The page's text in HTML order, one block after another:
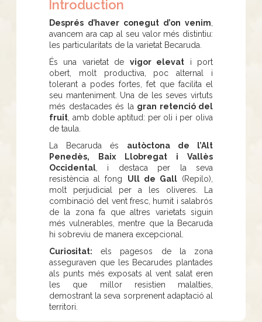
Introduction
Després d’haver conegut d’on venim
avancem ara cap al seu valor més distintiu:
les particularitats de la varietat Becaruda.
És una varietat de vigor elevat i port
obert, molt productiva, poc alternal i
tolerant a podes fortes, fet que facilita el
seu manteniment. Una de les seves virtuts
més destacades és la gran retenció del
fruit , amb doble aptitud: per oli i per oliva
de taula.
La Becaruda és autòctona de l’Alt
Penedès, Baix Llobregat i Vallès
Occidental , i destaca per la seva
resistència al fong Ull de Gall(Repilo),
molt perjudicial per a les oliveres. La
combinació del vent fresc, humit i salabrós
de la zona fa que altres varietats siguin
més vulnerables, mentre que la Becaruda
hi sobreviu de manera excepcional.
Curiositat: els pagesos de la zona
asseguraven que les Becarudes plantades
als punts més exposats al vent salat eren
les que millor resistien malalties,
demostrant la seva sorprenent adaptació al
territori.